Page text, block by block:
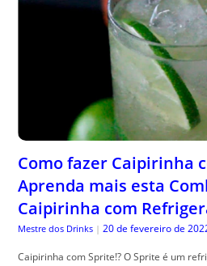
Como fazer Caipirinha
Aprenda mais esta
Caipirinha com
Mestre dos Drinks | 20 de fevereiro de
Caipirinha com Sprite!? O Sprite é um